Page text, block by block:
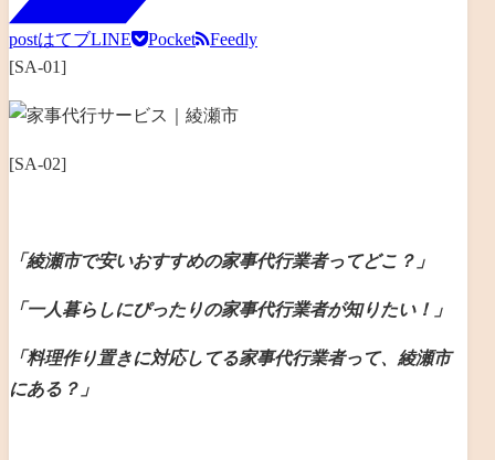
postはてブLINE Pocket
Feedly
[SA-01]
[SA-02]
「綾瀬市で安いおすすめの家事代行業者ってどこ？」
「一人暮らしにぴったりの家事代行業者が知りたい！」
「料理作り置きに対応してる家事代行業者って、綾瀬市
にある？」